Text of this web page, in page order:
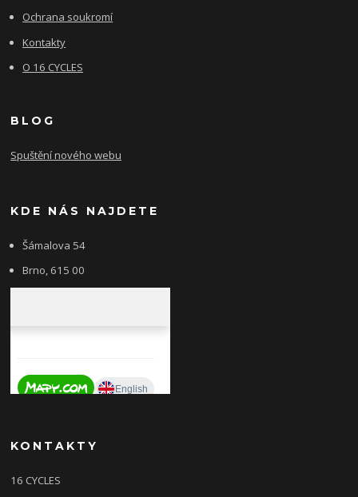
Ochrana soukromí
Kontakty
O 16 CYCLES
BLOG
Spuštění nového webu
KDE NÁS NAJDETE
Šámalova 54
Brno, 615 00
KONTAKTY
16 CYCLES